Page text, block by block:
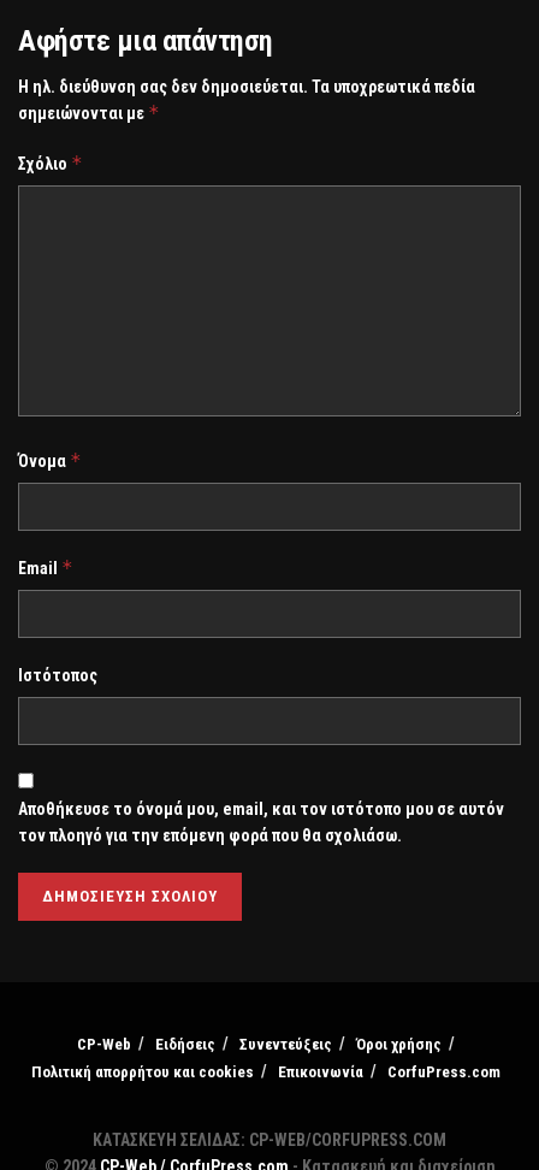
Αφήστε μια απάντηση
Η ηλ. διεύθυνση σας δεν δημοσιεύεται. Τα υποχρεωτικά πεδία
σημειώνονται με *
Σχόλιο *
Όνομα *
Email *
Ιστότοπος
Αποθήκευσε το όνομά μου, email, και τον ιστότοπο μου σε αυτόν
τον πλοηγό για την επόμενη φορά που θα σχολιάσω.
CP-Web Ειδήσεις Συνεντεύξεις
Όροι χρήσης
Πολιτική απορρήτου και cookies
Επικοινωνία CorfuPress.com
ΚΑΤΑΣΚΕΥΗ ΣΕΛΙΔΑΣ: CP-WEB/CORFUPRESS.COM
© 2024 CP-Web / CorfuPress.com - Κατασκευή και διαχείριση